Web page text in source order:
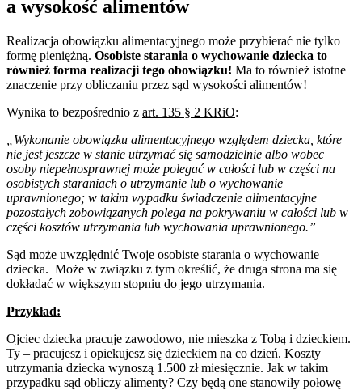
a wysokość alimentów
Realizacja obowiązku alimentacyjnego może przybierać nie tylko
formę pieniężną. Osobiste starania o wychowanie dziecka to
również forma realizacji tego obowiązku! Ma to również istotne
znaczenie przy obliczaniu przez sąd wysokości alimentów!
Wynika to bezpośrednio z art. 135 § 2 KRiO:
„Wykonanie obowiązku alimentacyjnego względem dziecka, które
nie jest jeszcze w stanie utrzymać się samodzielnie albo wobec
osoby niepełnosprawnej może polegać w całości lub w części na
osobistych staraniach o utrzymanie lub o wychowanie
uprawnionego; w takim wypadku świadczenie alimentacyjne
pozostałych zobowiązanych polega na pokrywaniu w całości lub w
części kosztów utrzymania lub wychowania uprawnionego.”
Sąd może uwzględnić Twoje osobiste starania o wychowanie
dziecka. Może w związku z tym określić, że druga strona ma się
dokładać w większym stopniu do jego utrzymania.
Przykład:
Ojciec dziecka pracuje zawodowo, nie mieszka z Tobą i dzieckiem.
Ty – pracujesz i opiekujesz się dzieckiem na co dzień. Koszty
utrzymania dziecka wynoszą 1.500 zł miesięcznie. Jak w takim
przypadku sąd obliczy alimenty? Czy będą one stanowiły połowę